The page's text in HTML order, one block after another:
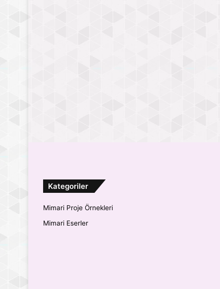
Kategoriler
Mimari Proje Örnekleri
Mimari Eserler